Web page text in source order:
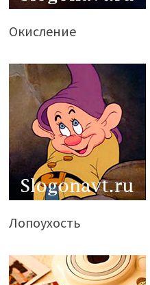
Окисление
Лопоухость